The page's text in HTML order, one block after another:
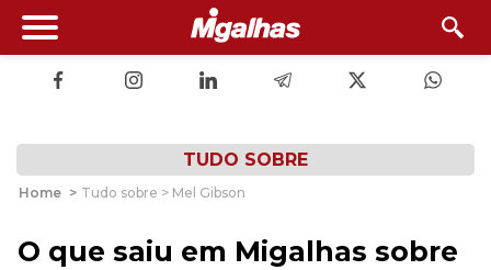
TUDO SOBRE
Home > Tudo sobre > Mel Gibson
O que saiu em Migalhas sobre